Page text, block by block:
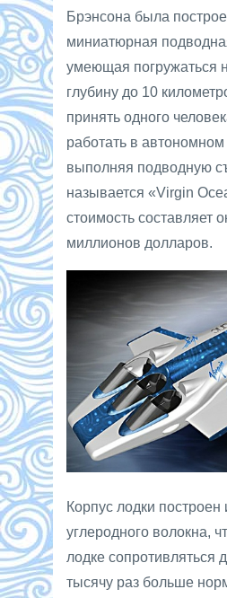
Брэнсона была
миниатюрная
умеющая погружаться
глубину до 10
принять одного
работать в
выполняя подводную
называется «Virgin
стоимость составляет
миллионов долларов.
Корпус лодки построен
углеродного волокна,
лодке сопротивляться
тысячу раз больше